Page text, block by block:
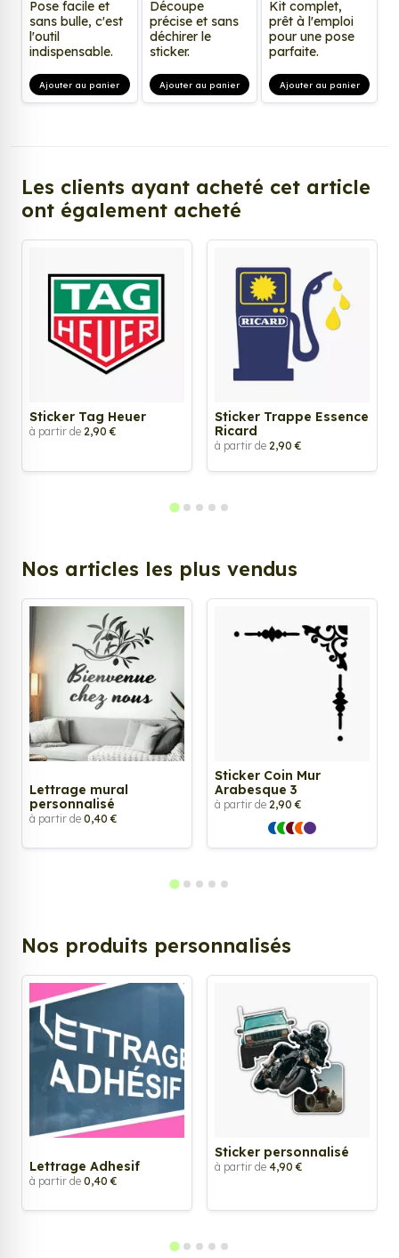
Pose facile et
sans bulle, c'est
l'outil
indispensable.
Ajouter au panier
Découpe
précise et sans
déchirer le
sticker.
Ajouter au panier
Kit complet,
prêt à l'emploi
pour une pose
parfaite.
Ajouter au panier
Les clients ayant acheté cet article
ont également acheté
Sticker Tag Heuer
à partir de 2,90 €
Sticker Trappe Essence
Ricard
à partir de 2,90 €
Nos articles les plus vendus
Lettrage mural
personnalisé
à partir de 0,40 €
Sticker Coin Mur
Arabesque 3
à partir de 2,90 €
Nos produits personnalisés
Lettrage Adhesif
à partir de 0,40 €
Sticker personnalisé
à partir de 4,90 €